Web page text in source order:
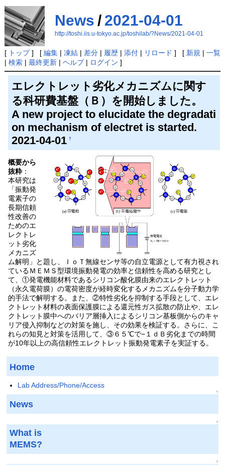
News / 2021-04-01
http://toshi.iis.u-tokyo.ac.jp/toshilab/?News/2021-04-01
[ トップ] [ 編集| 凍結| 差分| 履歴| 添付| リロード ] [ 新規 | 一覧
| 検索| 最終更新| ヘルプ| ログイン ]
エレクトレット劣化メカニズムに関す
る科研費基盤（Ｂ）を開始しました。
A new project to elucidate the degradati
on mechanism of electret is started.
2021-04-01 †
概要から
抜粋 ：
本研究は
「振動発
電素子の
長期信頼
性改善の
ためのエ
レクトレ
ット劣化
メカニズ
ム解明」と題し、ＩｏＴ無線センサ等の自立電源として有力視され
ているＭＥＭＳ型環境振動発電の効率と信頼性を高める研究とし
て、①発電機能材料であるシリコン酸化膜由来のエレクトレット
（永久電荷膜）の電荷密度が経時変化するメカニズムを分子動力学
的手法で解明する。また、②特性劣化を抑制する手段として、エレ
クトレット材料の表面保護膜による還元性ガス拡散の防止や、エレ
クトレット膜中へのバリア層挿入によるシリコン基板側からのキャ
リア侵入抑制などの対策を施し、その効果を検証する。さらに、こ
れらの知見と対策を活用して、③６５℃で−１ｄＢ劣化までの時間
が10年以上の高信頼性エレクトレット振動発電素子を実証する。
Home
Lab Address/Phone/Access
↑
News
↑
What is
MEMS?
↑